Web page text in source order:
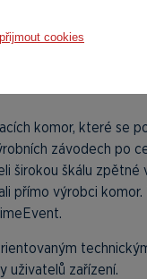
cookies
komor, které se
závodech po
širokou škálu zpětné
přímo výrobci komor.
uživatelů zařízení.